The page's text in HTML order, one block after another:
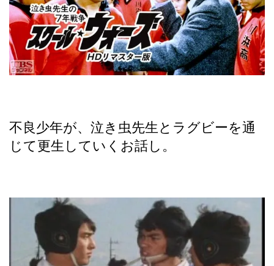
不良少年が、泣き虫先生とラグビーを通
じて更生していくお話し。